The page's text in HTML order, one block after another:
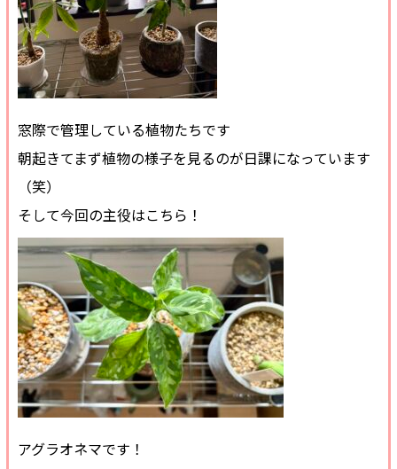
窓際で管理している植物たちです
朝起きてまず植物の様子を見るのが日課になっています
（笑）
そして今回の主役はこちら！
アグラオネマです！